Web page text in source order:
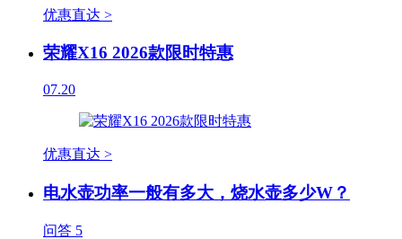
优惠直达 >
荣耀X16 2026款限时特惠
07.20
优惠直达 >
电水壶功率一般有多大，烧水壶多少W？
问答 5